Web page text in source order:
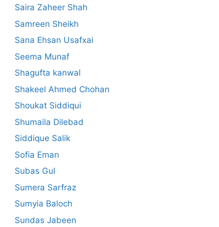
Saira Zaheer Shah
Samreen Sheikh
Sana Ehsan Usafxai
Seema Munaf
Shagufta kanwal
Shakeel Ahmed Chohan
Shoukat Siddiqui
Shumaila Dilebad
Siddique Salik
Sofia Eman
Subas Gul
Sumera Sarfraz
Sumyia Baloch
Sundas Jabeen